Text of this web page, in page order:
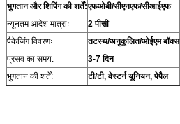
भुगतान और शिपिंग की शर्तें:एफओबी/सीएनएफ/सीआईएफ
न्यूनतम आदेश मात्राः
2 पीसी
पैकेजिंग विवरणः
तटस्थ/अनुकूलित/ओईएम बॉक्स
प्रसव का समय:
3-7 दिन
भुगतान की शर्तें:
टी/टी, वेस्टर्न यूनियन, पेपैल